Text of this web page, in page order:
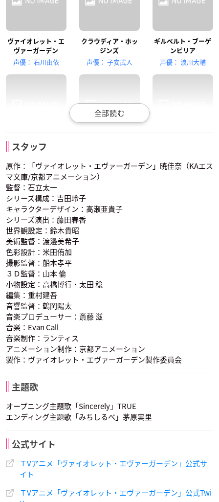
戸松遥
ヴァイオレット・エ
ヴァーガーデン
声優： 石川由依
クラウディア・ホッ
ジンズ
声優： 子安武人
ギルベルト・ブーゲ
ンビリア
声優： 浪川大輔
カトレア・ボードレ
声優： 遠藤綾 声優： 内山昂輝
アイリス・カナリー
声優：戸松遥
スタッフ
原作：「ヴァイオレット・エヴァーガーデン」暁佳奈（KAエス
マ文庫/京都アニメーション）
監督：石立太一
シリーズ構成：吉田玲子
キャラクターデザイン：高瀬亜貴子
シリーズ演出：藤田春香
世界観設定：鈴木貴昭
美術監督：渡邊美希子
色彩設計：米田侑加
撮影監督：船本孝平
３Ｄ監督：山本 倫
小物設定：高橋博行・太田 稔
編集：重村建吾
音響監督：鶴岡陽太
音楽プロデューサー：斎藤 滋
音楽：Evan Call
音楽制作：ランティス
アニメーション制作：京都アニメーション
製作：ヴァイオレット・エヴァーガーデン製作委員会
主題歌
オープニング主題歌「Sincerely」TRUE
エンディング主題歌「みちしるべ」茅原実里
公式サイト
ＴVアニメ「ヴァイオレット・エヴァーガーデン」公式サ
イト
ＴVアニメ「ヴァイオレット・エヴァーガーデン」公式Twi